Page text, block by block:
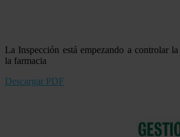
La Inspección está empezando a controlar
la farmacia
Descargar PDF